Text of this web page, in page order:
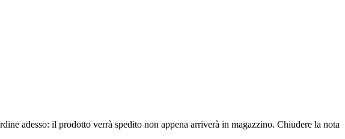
adesso: il prodotto verrà spedito non appena arriverà in magazzino. Chiudere la nota